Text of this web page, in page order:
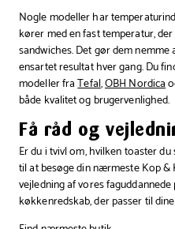
Nogle modeller har
kører med en fast temperatur,
sandwiches. Det gør dem
ensartet resultat hver gang. Du
modeller fraTefal,OBH Nordica
både kvalitet og brugervenlighed.
Få råd og
Er du i tvivl om, hvilken toaster
til at besøge din nærmeste Kop &
vejledning af vores
køkkenredskab, der passer til